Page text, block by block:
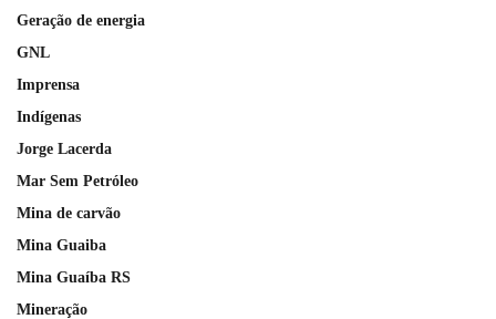
Geração de energia
GNL
Imprensa
Indígenas
Jorge Lacerda
Mar Sem Petróleo
Mina de carvão
Mina Guaiba
Mina Guaíba RS
Mineração